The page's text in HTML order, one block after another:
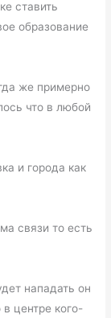
ставить
образование
же примерно
что в любой
и города как
связи то есть
нападать он
в центре кого-